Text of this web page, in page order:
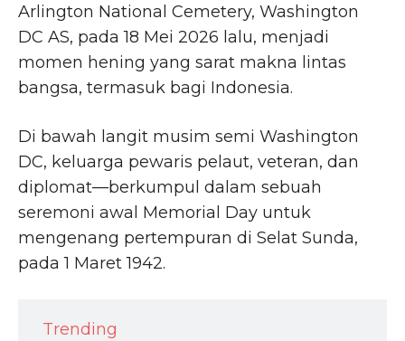
Arlington National Cemetery, Washington
DC AS, pada 18 Mei 2026 lalu, menjadi
momen hening yang sarat makna lintas
bangsa, termasuk bagi Indonesia.
Di bawah langit musim semi Washington
DC, keluarga pewaris pelaut, veteran, dan
diplomat—berkumpul dalam sebuah
seremoni awal Memorial Day untuk
mengenang pertempuran di Selat Sunda,
pada 1 Maret 1942.
Trending